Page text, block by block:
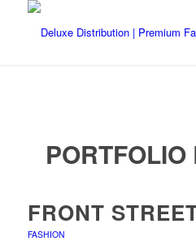
FRONT
FASHION